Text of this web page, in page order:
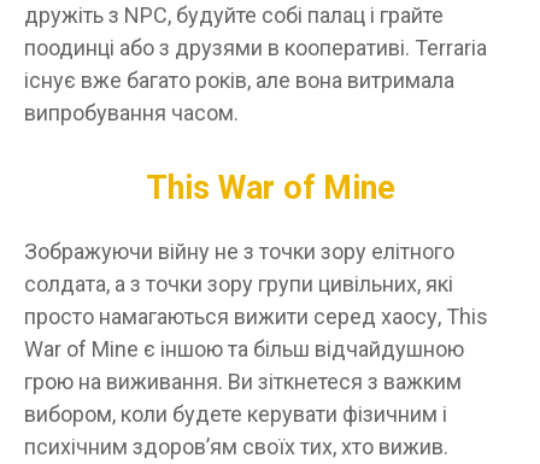
дружіть з NPC, будуйте собі палац і грайте
поодинці або з друзями в кооперативі. Terraria
існує вже багато років, але вона витримала
випробування часом.
This War of Mine
Зображуючи війну не з точки зору елітного
солдата, а з точки зору групи цивільних, які
просто намагаються вижити серед хаосу, This
War of Mine є іншою та більш відчайдушною
грою на виживання. Ви зіткнетеся з важким
вибором, коли будете керувати фізичним і
психічним здоров’ям своїх тих, хто вижив.